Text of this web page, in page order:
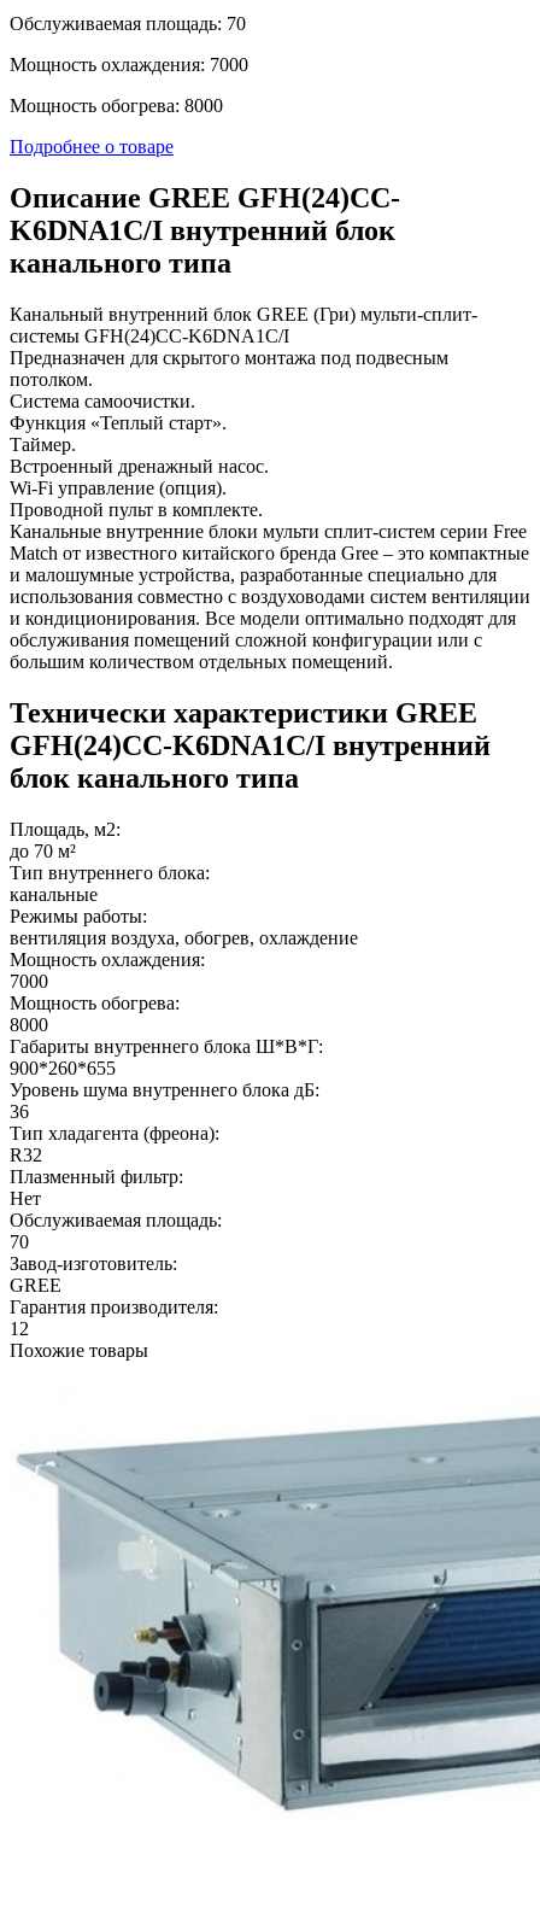
Обслуживаемая площадь: 70
Мощность охлаждения: 7000
Мощность обогрева: 8000
Подробнее о товаре
Описание GREE GFH(24)CC-
K6DNA1C/I внутренний блок
канального типа
Канальный внутренний блок GREE (Гри) мульти-сплит-
системы GFH(24)CC-K6DNA1C/I
Предназначен для скрытого монтажа под подвесным
потолком.
Система самоочистки.
Функция «Теплый старт».
Таймер.
Встроенный дренажный насос.
Wi-Fi управление (опция).
Проводной пульт в комплекте.
Канальные внутренние блоки мульти сплит-систем серии Free
Match от известного китайского бренда Gree – это компактные
и малошумные устройства, разработанные специально для
использования совместно с воздуховодами систем вентиляции
и кондиционирования. Все модели оптимально подходят для
обслуживания помещений сложной конфигурации или с
большим количеством отдельных помещений.
Технически характеристики GREE
GFH(24)CC-K6DNA1C/I внутренний
блок канального типа
Площадь, м2:
до 70 м²
Тип внутреннего блока:
канальные
Режимы работы:
вентиляция воздуха, обогрев, охлаждение
Мощность охлаждения:
7000
Мощность обогрева:
8000
Габариты внутреннего блока Ш*В*Г:
900*260*655
Уровень шума внутреннего блока дБ:
36
Тип хладагента (фреона):
R32
Плазменный фильтр:
Нет
Обслуживаемая площадь:
70
Завод-изготовитель:
GREE
Гарантия производителя:
12
Похожие товары